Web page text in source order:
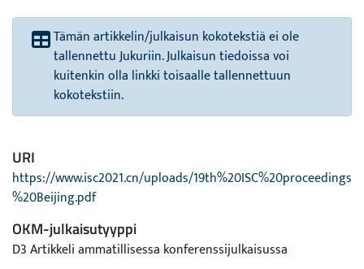
Tämän artikkelin/julkaisun kokotekstiä ei ole
tallennettu Jukuriin. Julkaisun tiedoissa voi
kuitenkin olla linkki toisaalle tallennettuun
kokotekstiin.
URI
https://www.isc2021.cn/uploads/19th%20ISC%20proceedings
%20Beijing.pdf
OKM-julkaisutyyppi
D3 Artikkeli ammatillisessa konferenssijulkaisussa